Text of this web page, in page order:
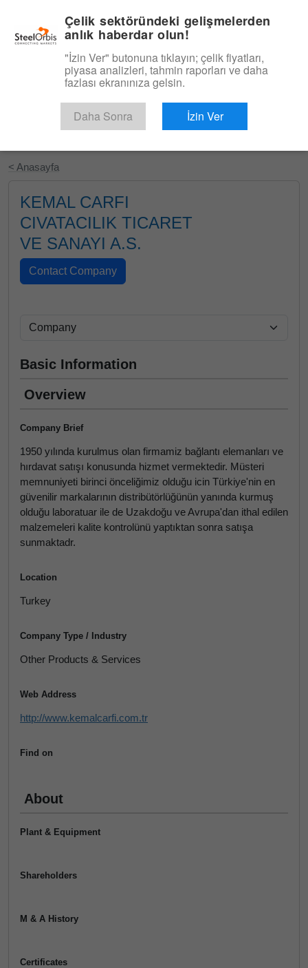
Ücretsiz Deneyin
< Anasayfa
KEMAL CARFI
CIVATACILIK TICARET
VE SANAYI A.S.
Basic Information
Overview
Company Brief
1950 yılında kurulmus olan firmamiz bağlantı elemanları ve
hırdavat satışı konusunda hizmet vermektedir. Müsteri
memnuniyeti birinci önceliğimiz olduğu icin Türkiye'nin en
güvenilir markalarının distribütörlüğünün yanında kurmuş
olduğu laboratuar ile de Uzakdoğu ve Avrupa'dan ithal edilen
malzemeleri kalite kontrolünü yaptıktan sonra satışa
sunmaktadr.
Location
Turkey
Company Type / Industry
Other Products & Services
Web Address
http://www.kemalcarfi.com.tr
Find on
About
Plant & Equipment
Shareholders
M & A History
Certificates
Çelik sektöründeki gelişmelerden
anlık haberdar olun!
"İzin Ver" butonuna tıklayın; çelik fiyatları,
piyasa analizleri, tahmin raporları ve daha
fazlası ekranınıza gelsin.
Daha Sonra İzin Ver